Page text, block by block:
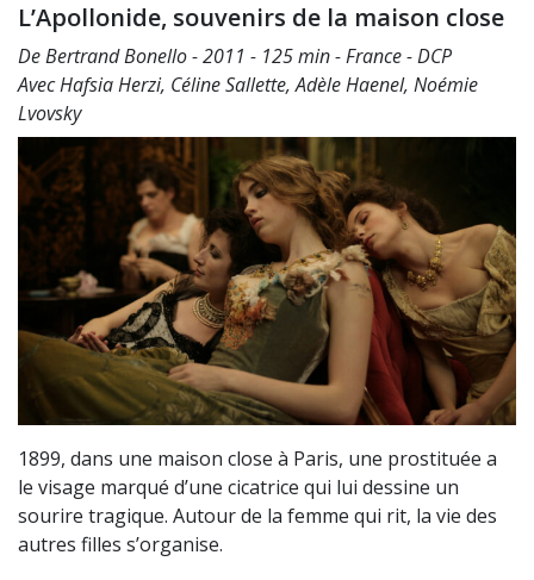
L’Apollonide, souvenirs de la maison close
De Bertrand Bonello - 2011 - 125 min - France - DCP
Avec Hafsia Herzi, Céline Sallette, Adèle Haenel, Noémie
Lvovsky
1899, dans une maison close à Paris, une prostituée a
le visage marqué d’une cicatrice qui lui dessine un
sourire tragique. Autour de la femme qui rit, la vie des
autres filles s’organise.